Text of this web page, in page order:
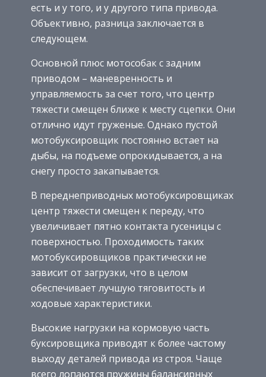
есть и у того, и у другого типа привода.
Объективно, разница заключается в
следующем.
Основной плюс мотособак с задним
приводом – маневренность и
управляемость за счет того, что центр
тяжести смещен ближе к месту сцепки. Они
отлично идут груженые. Однако пустой
мотобуксировщик постоянно встает на
дыбы, на подъеме опрокидывается, а на
снегу просто закапывается.
В переднеприводных мотобуксировщиках
центр тяжести смещен к переду, что
увеличивает пятно контакта гусеницы с
поверхностью. Проходимость таких
мотобуксировщиков практически не
зависит от загрузки, что в целом
обеспечивает лучшую тяговитость и
ходовые характеристики.
Высокие нагрузки на кормовую часть
буксировщика приводят к более частому
выходу деталей привода из строя. Чаще
всего лопаются пружины балансирных